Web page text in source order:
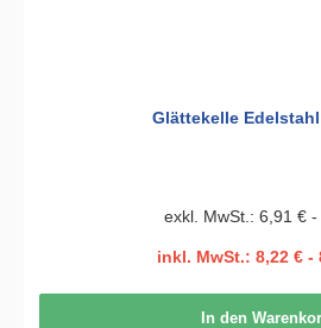
Glättekelle
exkl. MwSt.: 6,91 €
inkl. MwSt.: 8,22 € -
In den